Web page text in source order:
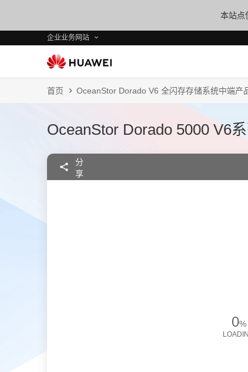
本站点
企业业务网站
首页 OceanStor Dorado V6 全闪存存储系统中端产
OceanStor Dorado 5000 V6
分
享
0%